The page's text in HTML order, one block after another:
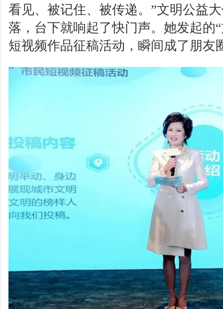
看见、被记住、被传递。”文明公益
落，台下就响起了快门声。她发起的
短视频作品征稿活动，瞬间成了朋友